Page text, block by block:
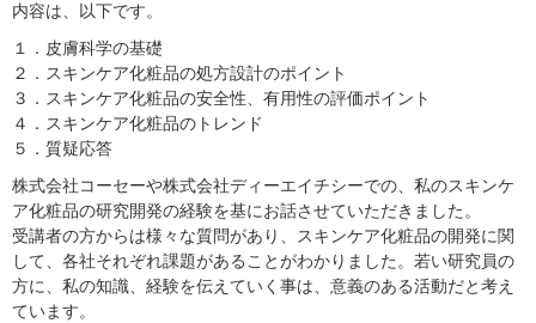
内容は、以下です。
１．皮膚科学の基礎
２．スキンケア化粧品の処方設計のポイント
３．スキンケア化粧品の安全性、有用性の評価ポイント
４．スキンケア化粧品のトレンド
５．質疑応答
株式会社コーセーや株式会社ディーエイチシーでの、私のスキンケ
ア化粧品の研究開発の経験を基にお話させていただきました。
受講者の方からは様々な質問があり、スキンケア化粧品の開発に関
して、各社それぞれ課題があることがわかりました。若い研究員の
方に、私の知識、経験を伝えていく事は、意義のある活動だと考え
ています。